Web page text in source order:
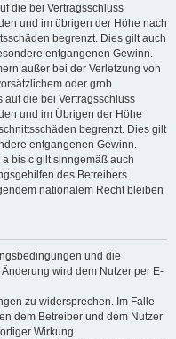
die bei Vertragsschluss
und im übrigen der Höhe nach
begrenzt. Dies gilt auch
entgangenen Gewinn.
außer bei der Verletzung von
oder grob
auf die bei Vertragsschluss
und im Übrigen der Höhe
begrenzt. Dies gilt
entgangenen Gewinn.
bis c gilt sinngemäß auch
des Betreibers.
nationalem Recht bleiben
und die
wird dem Nutzer per E-
zu widersprechen. Im Falle
dem Betreiber und dem Nutzer
Wirkung.